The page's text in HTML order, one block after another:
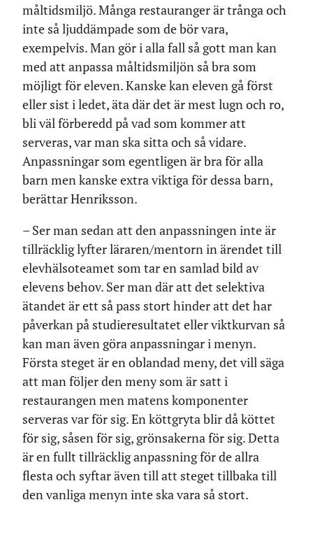
måltidsmiljö. Många restauranger är trånga och
inte så ljuddämpade som de bör vara,
exempelvis. Man gör i alla fall så gott man kan
med att anpassa måltidsmiljön så bra som
möjligt för eleven. Kanske kan eleven gå först
eller sist i ledet, äta där det är mest lugn och ro,
bli väl förberedd på vad som kommer att
serveras, var man ska sitta och så vidare.
Anpassningar som egentligen är bra för alla
barn men kanske extra viktiga för dessa barn,
berättar Henriksson.
– Ser man sedan att den anpassningen inte är
tillräcklig lyfter läraren/mentorn in ärendet till
elevhälsoteamet som tar en samlad bild av
elevens behov. Ser man där att det selektiva
ätandet är ett så pass stort hinder att det har
påverkan på studieresultatet eller viktkurvan så
kan man även göra anpassningar i menyn.
Första steget är en oblandad meny, det vill säga
att man följer den meny som är satt i
restaurangen men matens komponenter
serveras var för sig. En köttgryta blir då köttet
för sig, såsen för sig, grönsakerna för sig. Detta
är en fullt tillräcklig anpassning för de allra
flesta och syftar även till att steget tillbaka till
den vanliga menyn inte ska vara så stort.